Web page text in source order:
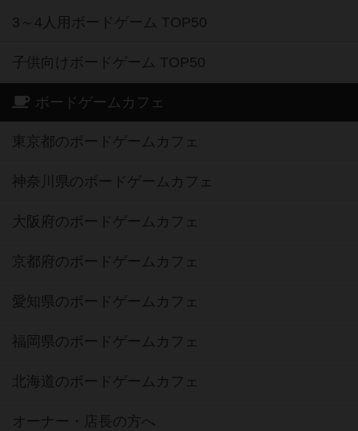
3～4人用ボードゲーム TOP50
子供向けボードゲーム TOP50
ボードゲームカフェ
東京都のボードゲームカフェ
神奈川県のボードゲームカフェ
大阪府のボードゲームカフェ
京都府のボードゲームカフェ
愛知県のボードゲームカフェ
福岡県のボードゲームカフェ
北海道のボードゲームカフェ
オーナー・店長の方へ